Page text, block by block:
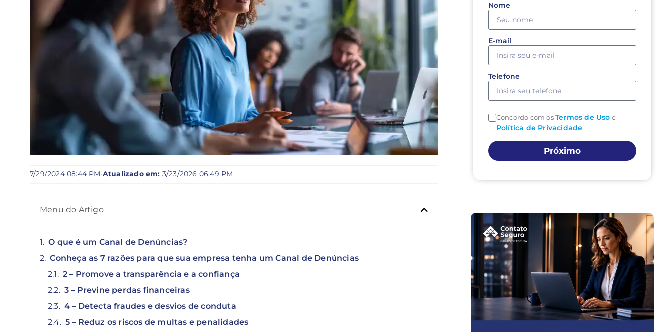
7/29/2024 08:44 PM·Atualizado em: 3/23/2026 06:49 PM
Menu do Artigo
O que é um Canal de Denúncias?
Conheça as 7 razões para que sua empresa tenha um Canal de Denúncias
2 – Promove a transparência e a confiança
3 – Previne perdas financeiras
4 – Detecta fraudes e desvios de conduta
5 – Reduz os riscos de multas e penalidades
Nome
E-mail
Telefone
Concordo com osTermos de Uso e
Política de Privacidade.
Próximo